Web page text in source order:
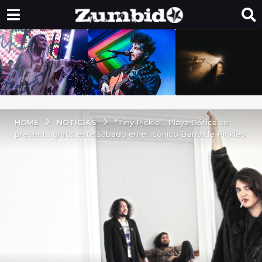
HOME NOTICIAS
“Tiny Pickle”: Playa Gótica se
presenta gratis este sábado en el icónico Barra de Pickles